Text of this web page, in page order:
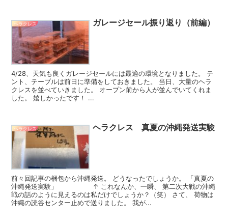
ヘラクレス ガレージセール振り返り（前編）
4/28、天気も良くガレージセールには最適の環境となりました。 テ
ント、テーブルは前日に準備をしておきました。 当日、大量のヘラ
クレスを並べていきました。 オープン前から人が並んでいてくれま
した。 嬉しかったです！ ...
ヘラクレス ヘラクレス 真夏の沖縄発送実験
前々回記事の梱包から沖縄発送。 どうなったでしょうか。 「真夏の
沖縄発送実験」 ↑ これなんか、一瞬、 第二次大戦の沖縄
戦の話のように見えるのは私だけでしょうか？（笑） さて、 荷物は
沖縄の読谷センター止めで送りました。 我が...